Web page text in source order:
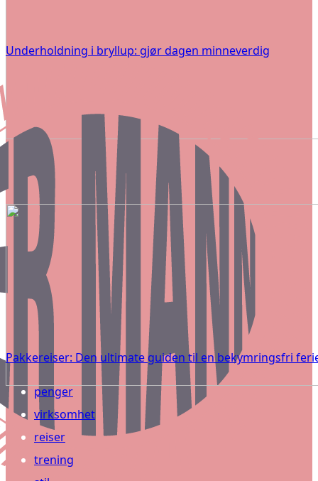
Underholdning i bryllup: gjør dagen minneverdig
Pakkereiser: Den ultimate guiden til en bekymringsfri
penger
virksomhet
reiser
trening